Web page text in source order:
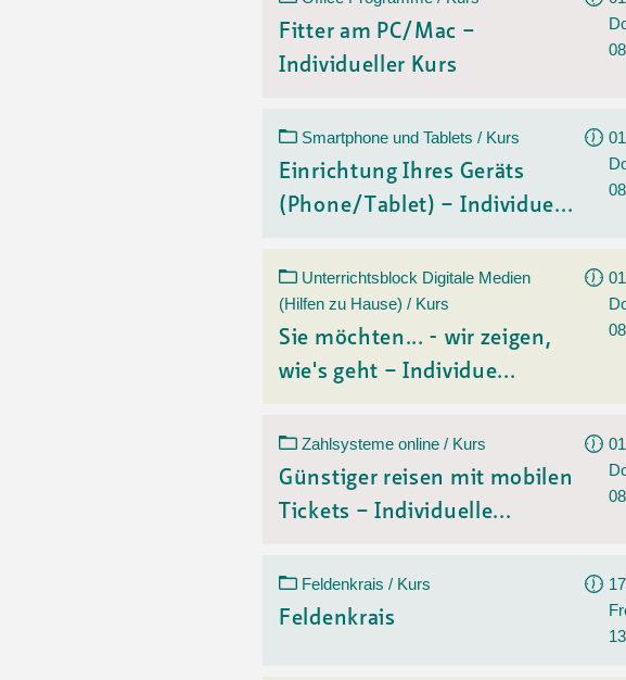
Fitter am PC/Mac –
Individueller Kurs
Smartphone und Tablets / Kurs
Einrichtung Ihres Geräts
(Phone/Tablet) – Individue...
Unterrichtsblock Digitale Medien
(Hilfen zu Hause) / Kurs
Sie möchten... - wir zeigen,
wie's geht – Individue...
Zahlsysteme online / Kurs
Günstiger reisen mit mobilen
Tickets – Individuelle...
Feldenkrais / Kurs
Feldenkrais